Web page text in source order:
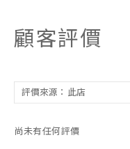
顧客評價
尚未有任何評價